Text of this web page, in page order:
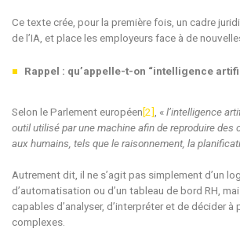
Ce texte crée, pour la première fois, un cadre
de l’IA, et place les employeurs face à de
Rappel : qu’appelle-t-on “intelligence
Selon le Parlement européen[2] , «l’intelligence
outil utilisé par une machine afin de reproduire des
aux humains, tels que le raisonnement, la
Autrement dit, il ne s’agit pas simplement d’un
d’automatisation ou d’un tableau de bord RH,
capables d’analyser, d’interpréter et de décider à
complexes.